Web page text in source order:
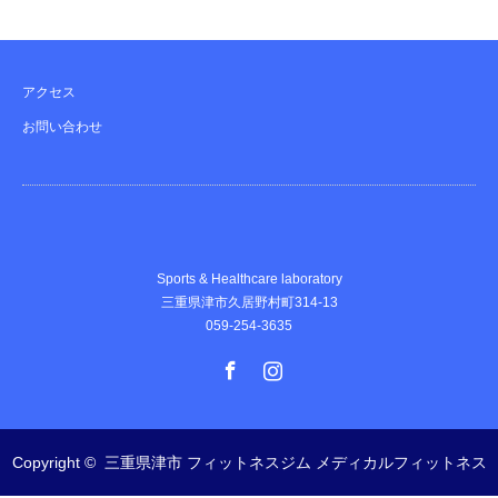
アクセス
お問い合わせ
Sports & Healthcare laboratory
三重県津市久居野村町314-13
059-254-3635
Copyright © 三重県津市 フィットネスジム メディカルフィットネス